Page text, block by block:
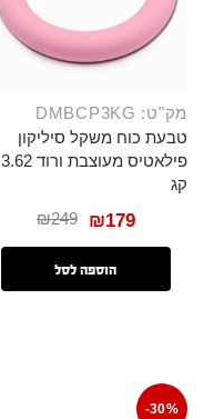
מק"ט: DMBCP3KG
טבעת כוח משקל סיליקון
פילאטיס מעוצבת ורוד 3.62
קג
₪249 ₪179
הוספה לסל
-30%